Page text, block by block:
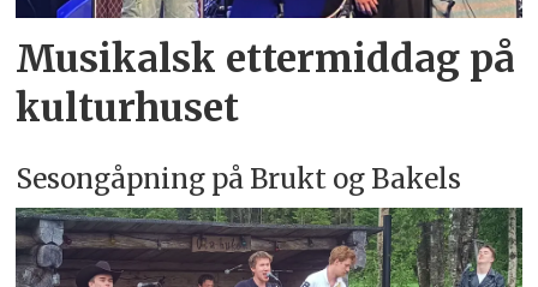
Musikalsk ettermiddag på
kulturhuset
Sesongåpning på Brukt og Bakels